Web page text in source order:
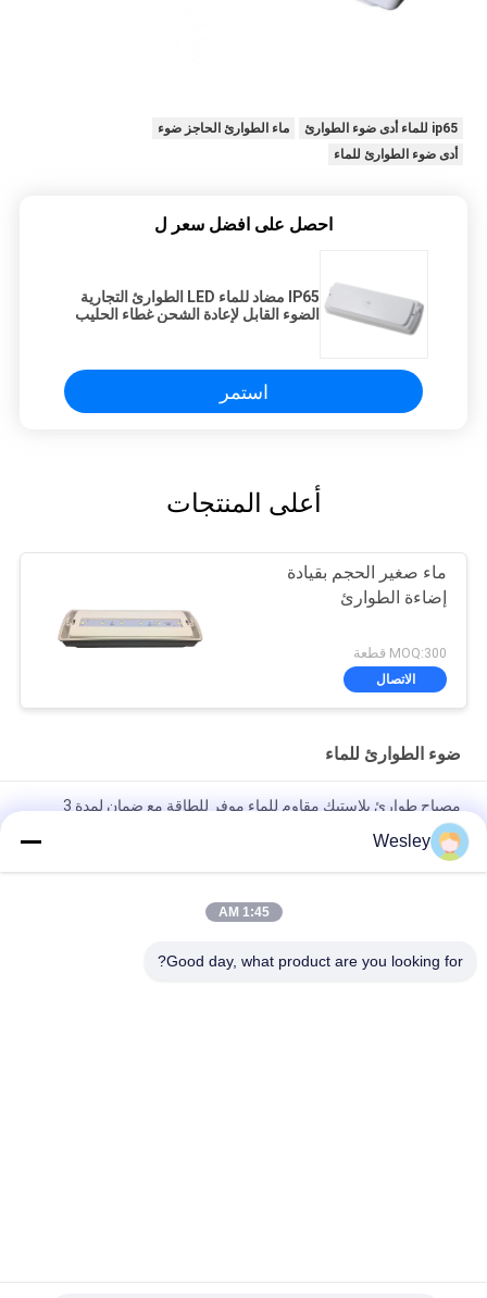
ip65 للماء أدى ضوء الطوارئ
ماء الطوارئ الحاجز ضوء
أدى ضوء الطوارئ للماء
احصل على افضل سعر ل
IP65 مضاد للماء LED الطوارئ التجارية
الضوء القابل لإعادة الشحن غطاء الحليب
استمر
أعلى المنتجات
ماء صغير الحجم بقيادة
إضاءة الطوارئ
MOQ:300 قطعة
الاتصال
ضوء الطوارئ للماء
مصباح طوارئ بلاستيك مقاوم للماء موفر للطاقة مع ضمان لمدة 3
سنوات
مصباح طوارئ LED مقاوم للماء بقوة 5 واط ومعيار IP65 مع ضمان 3
للتركيب في السقف، مع وقت احتياطي 3 ساعات
Wesley
1:45 AM
Good day, what product are you looking for?